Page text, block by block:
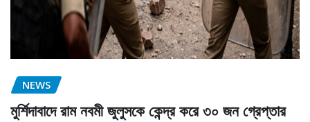
NEWS
মুর্শিদাবাদে রাম নবমী জুলুসকে কেন্দ্র করে ৩০ জন গ্রেপ্তার